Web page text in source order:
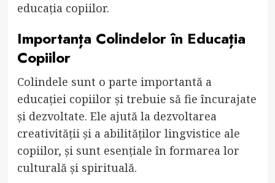
educația copiilor.
Importanța Colindelor în Educația
Copiilor
Colindele sunt o parte importantă a
educației copiilor și trebuie să fie încurajate
și dezvoltate. Ele ajută la dezvoltarea
creativității și a abilităților lingvistice ale
copiilor, și sunt esențiale în formarea lor
culturală și spirituală.